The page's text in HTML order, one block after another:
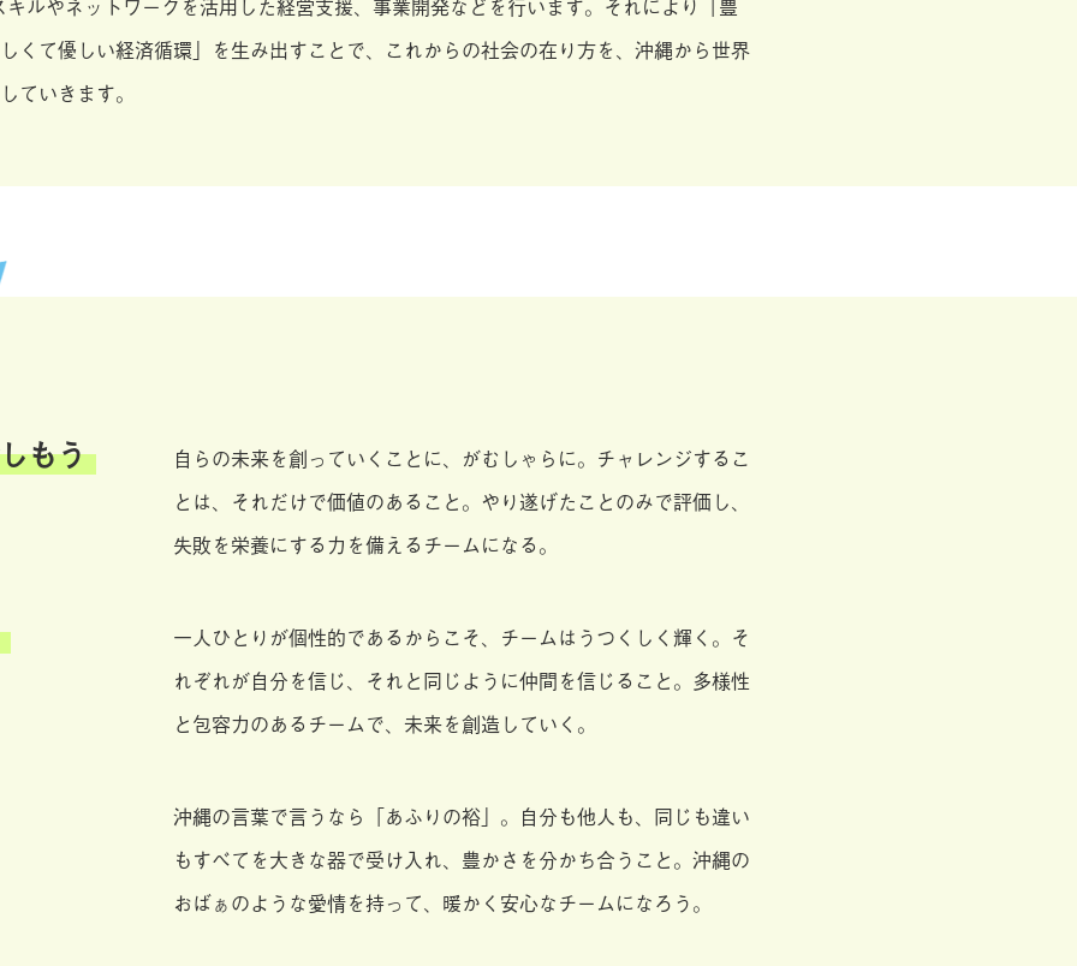
ルやネットワークを活用した経営支援、事業開発などを行います。それにより「豊
くて優しい経済循環」を生み出すことで、これからの社会の在り方を、沖縄から世界
ていきます。
もう
自らの未来を創っていくことに、がむしゃらに。チャレンジするこ
とは、それだけで価値のあること。やり遂げたことのみで評価し、
失敗を栄養にする力を備えるチームになる。
一人ひとりが個性的であるからこそ、チームはうつくしく輝く。そ
れぞれが自分を信じ、それと同じように仲間を信じること。多様性
と包容力のあるチームで、未来を創造していく。
沖縄の言葉で言うなら「あふりの裕」。自分も他人も、同じも違い
もすべてを大きな器で受け入れ、豊かさを分かち合うこと。沖縄の
おばぁのような愛情を持って、暖かく安心なチームになろう。